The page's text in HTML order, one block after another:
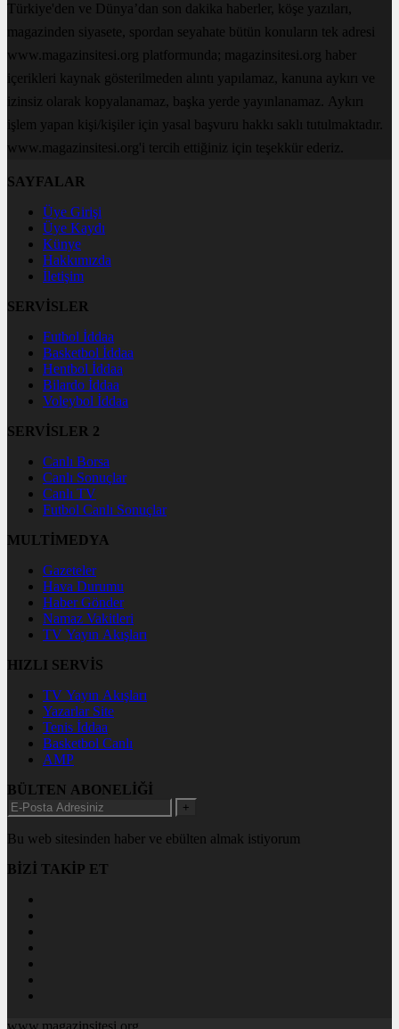
Türkiye'den ve Dünya’dan son dakika haberler, köşe yazıları,
magazinden siyasete, spordan seyahate bütün konuların tek adresi
www.magazinsitesi.org platformunda; magazinsitesi.org haber
içerikleri kaynak gösterilmeden alıntı yapılamaz, kanuna aykırı ve
izinsiz olarak kopyalanamaz, başka yerde yayınlanamaz. Aykırı
işlem yapan kişi/kişiler için yasal başvuru hakkı saklı tutulmaktadır.
www.magazinsitesi.org'i tercih ettiğiniz için teşekkür ederiz.
SAYFALAR
Üye Girişi
Üye Kaydı
Künye
Hakkımızda
İletişim
SERVİSLER
Futbol İddaa
Basketbol İddaa
Hentbol İddaa
Bilardo İddaa
Voleybol İddaa
SERVİSLER 2
Canlı Borsa
Canlı Sonuçlar
Canlı TV
Futbol Canlı Sonuçlar
MULTİMEDYA
Gazeteler
Hava Durumu
Haber Gönder
Namaz Vakitleri
TV Yayın Akışları
HIZLI SERVİS
TV Yayın Akışları
Yazarlar Site
Tenis İddaa
Basketbol Canlı
AMP
BÜLTEN ABONELİĞİ
+
Bu web sitesinden haber ve ebülten almak istiyorum
BİZİ TAKİP ET